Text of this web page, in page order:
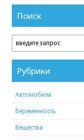
Поиск
Рубрики
Автомобили
Беременность
Вещества